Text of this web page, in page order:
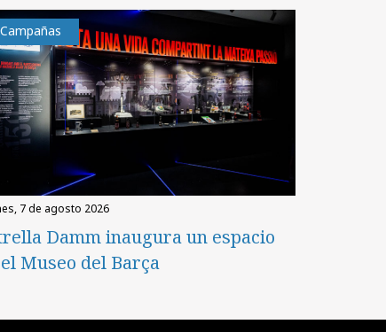
Campañas
7 de agosto 2026
Damm inaugura un espacio
Museo del Barça